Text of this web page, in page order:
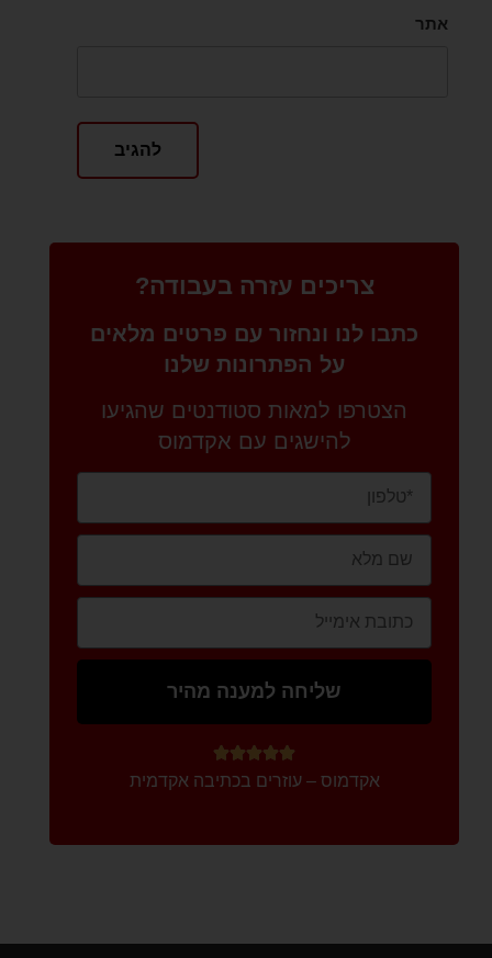
אתר
צריכים עזרה בעבודה?
כתבו לנו ונחזור עם פרטים מלאים
על הפתרונות שלנו
הצטרפו למאות סטודנטים שהגיעו
להישגים עם אקדמוס
שליחה למענה מהיר





אקדמוס – עוזרים בכתיבה אקדמית